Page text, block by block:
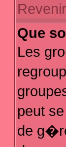
Que
Les
peut
de